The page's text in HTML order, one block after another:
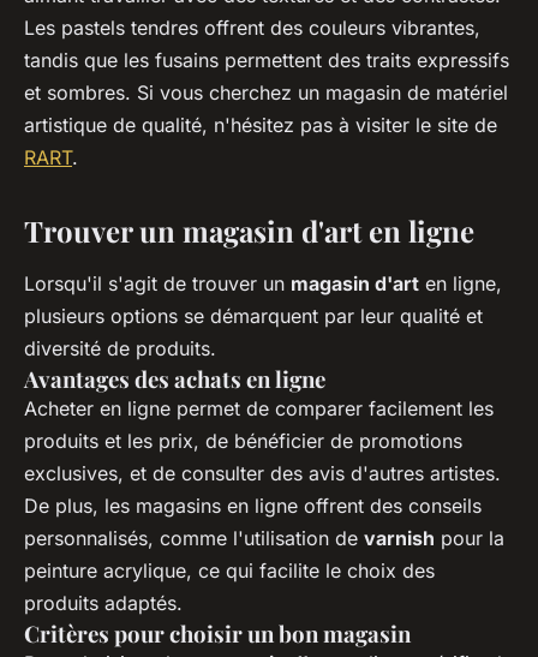
Les pastels tendres offrent des couleurs vibrantes,
tandis que les fusains permettent des traits expressifs
et sombres. Si vous cherchez un magasin de matériel
artistique de qualité, n'hésitez pas à visiter le site de
RART.
Trouver un magasin d'art en ligne
Lorsqu'il s'agit de trouver un magasin d'art en ligne,
plusieurs options se démarquent par leur qualité et
diversité de produits.
Avantages des achats en ligne
Acheter en ligne permet de comparer facilement les
produits et les prix, de bénéficier de promotions
exclusives, et de consulter des avis d'autres artistes.
De plus, les magasins en ligne offrent des conseils
personnalisés, comme l'utilisation de varnish pour la
peinture acrylique, ce qui facilite le choix des
produits adaptés.
Critères pour choisir un bon magasin